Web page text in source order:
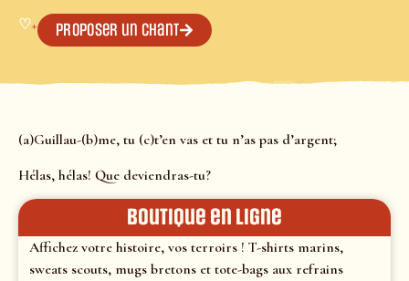
♡+ Proposer un chant
(a)Guillau-(b)me, tu (c)t’en vas et tu n’as pas d’argent;
Hélas, hélas! Que deviendras-tu?
Boutique en ligne
Affichez votre histoire, vos terroirs ! T-shirts marins,
sweats scouts, mugs bretons et tote-bags aux refrains